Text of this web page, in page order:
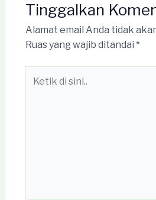
Tinggalkan
Alamat email Anda tidak
Ruas yang wajib ditandai *